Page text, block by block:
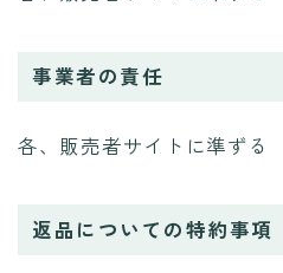
事業者の責任
各、販売者サイトに準ずる
返品についての特約事項